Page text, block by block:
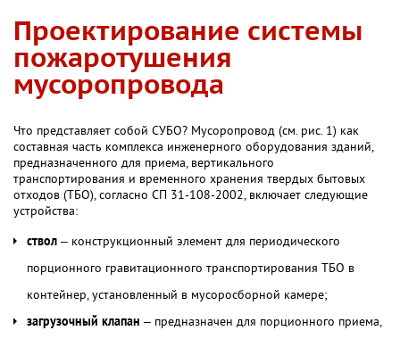
Проектирование системы
пожаротушения
мусоропровода
Что представляет собой СУБО? Мусоропровод (см. рис. 1) как
составная часть комплекса инженерного оборудования зданий,
предназначенного для приема, вертикального
транспортирования и временного хранения твердых бытовых
отходов (ТБО), согласно СП 31-108-2002, включает следующие
устройства:
ствол – конструкционный элемент для периодического
порционного гравитационного транспортирования ТБО в
контейнер, установленный в мусоросборной камере;
загрузочный клапан – предназначен для порционного приема,